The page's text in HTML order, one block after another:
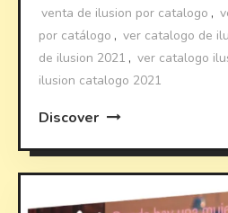
venta de ilusion por catalogo ,
por catálogo , ver catalogo de
de ilusion 2021 , ver catalogo
ilusion catalogo 2021
Discover